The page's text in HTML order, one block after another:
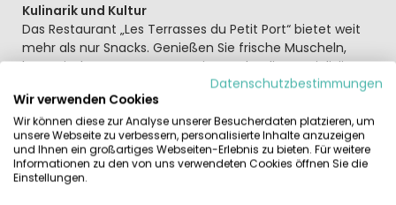
Kulinarik und Kultur
Das Restaurant „Les Terrasses du Petit Port“ bietet weit
mehr als nur Snacks. Genießen Sie frische Muscheln,
bretonische Austern, Langustinen oder die Spezialität
des Chefs: Kabeljau in weißer Buttersauce (Beurre
blanc). Zum Dessert darf ein Stück des berühmten
„Gâteau Nantais“ nicht fehlen.
Entdecken Sie Nantes: Flanieren Sie entlang der Loire,
besuchen Sie die „Hangar à Bananes“ (ein Ausgehviertel
Datenschutzbestimmungen
Wir verwenden Cookies
Wir können diese zur Analyse unserer Besucherdaten platzieren, um
unsere Webseite zu verbessern, personalisierte Inhalte anzuzeigen
und Ihnen ein großartiges Webseiten-Erlebnis zu bieten. Für weitere
Informationen zu den von uns verwendeten Cookies öffnen Sie die
Einstellungen.